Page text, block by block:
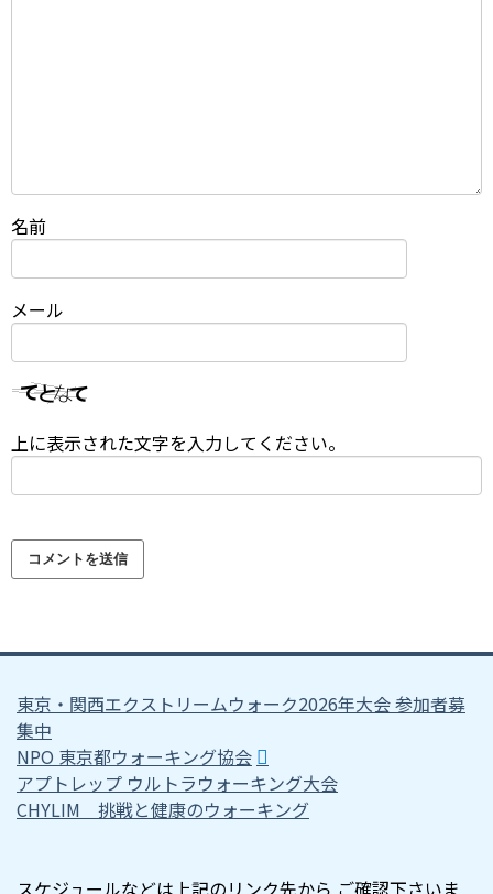
名前
メール
上に表示された文字を入力してください。
東京・関西エクストリームウォーク2026年大会 参加者募
集中
NPO 東京都ウォーキング協会
アプトレップ ウルトラウォーキング大会
CHYLIM 挑戦と健康のウォーキング
スケジュールなどは上記のリンク先から ご確認下さいま